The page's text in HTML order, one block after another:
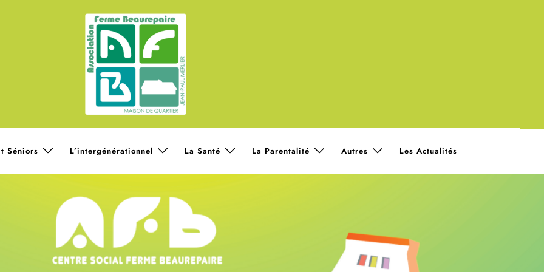
Séniors L’intergénérationnel La Santé La Parentalité Autres Les Actualités